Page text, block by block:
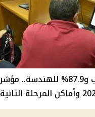
92.8% للطب و87.9%